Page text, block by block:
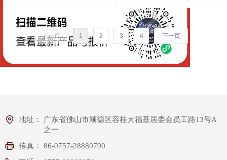
上一页 1 2 3 4 下一页
地址：
广东省佛山市顺德区容桂大福基居委会员工路13号A
之一
传真：
86-0757-28880790